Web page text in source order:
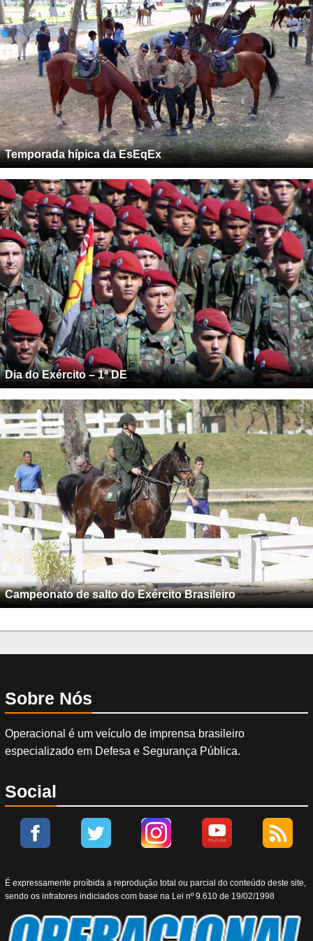
Temporada hípica da EsEqEx
Dia do Exército – 1ª DE
Campeonato de salto do Exército Brasileiro
Sobre Nós
Operacional é um veículo de imprensa brasileiro
especializado em Defesa e Segurança Pública.
Social
É expressamente proíbida a reprodução total ou parcial do conteúdo deste site,
sendo os infratores indiciados com base na Lei nº 9.610 de 19/02/1998